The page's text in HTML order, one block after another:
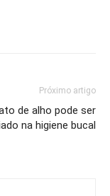
Próximo artigo
de alho pode ser
na higiene bucal